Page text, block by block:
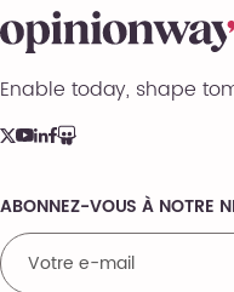
Enable today, shape
Comments
ABONNEZ-VOUS À NOTRE